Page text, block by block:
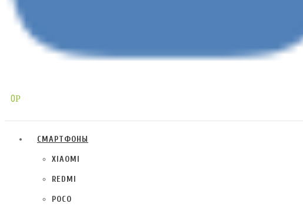
0Р
СМАРТФОНЫ
XIAOMI
REDMI
POCO